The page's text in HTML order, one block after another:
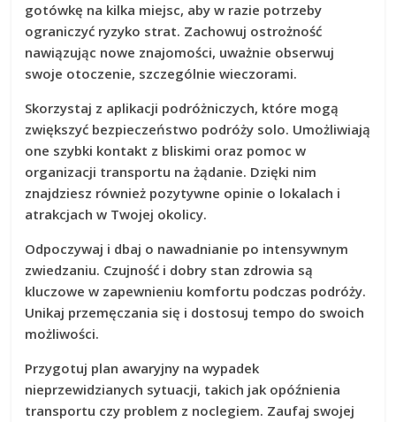
gotówkę na kilka miejsc, aby w razie potrzeby
ograniczyć ryzyko strat. Zachowuj ostrożność
nawiązując nowe znajomości, uważnie obserwuj
swoje otoczenie, szczególnie wieczorami.
Skorzystaj z aplikacji podróżniczych, które mogą
zwiększyć bezpieczeństwo podróży solo. Umożliwiają
one szybki kontakt z bliskimi oraz pomoc w
organizacji transportu na żądanie. Dzięki nim
znajdziesz również pozytywne opinie o lokalach i
atrakcjach w Twojej okolicy.
Odpoczywaj i dbaj o nawadnianie po intensywnym
zwiedzaniu. Czujność i dobry stan zdrowia są
kluczowe w zapewnieniu komfortu podczas podróży.
Unikaj przemęczania się i dostosuj tempo do swoich
możliwości.
Przygotuj plan awaryjny na wypadek
nieprzewidzianych sytuacji, takich jak opóźnienia
transportu czy problem z noclegiem. Zaufaj swojej